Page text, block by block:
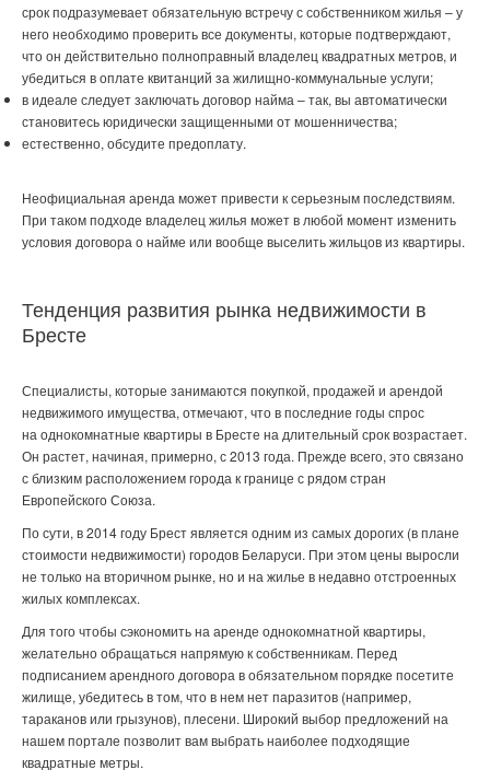
срокподразумевает обязательную встречу с собственником жилья – у
него необходимо проверить все документы, которые подтверждают,
что он действительно полноправный владелец квадратных метров, и
убедиться в оплате квитанций за жилищно-коммунальные услуги;
в идеале следует заключать договор найма – так, вы автоматически
становитесь юридически защищенными от мошенничества;
естественно, обсудите предоплату.
Неофициальная аренда может привести к серьезным последствиям.
При таком подходе владелец жилья может в любой момент изменить
условия договора о найме или вообще выселить жильцов из квартиры.
Тенденция развития рынка недвижимости в
Бресте
Специалисты, которые занимаются покупкой, продажей и арендой
недвижимого имущества, отмечают, что в последние годы спрос
на однокомнатные квартиры в Бресте на длительный сроквозрастает.
Он растет, начиная, примерно, с 2013 года. Прежде всего, это связано
с близким расположением города к границе с рядом стран
Европейского Союза.
По сути, в 2014 году Брест является одним из самых дорогих (в плане
стоимости недвижимости) городов Беларуси. При этом цены выросли
не только на вторичном рынке, но и на жилье в недавно отстроенных
жилых комплексах.
Для того чтобы сэкономить на аренде однокомнатной квартиры,
желательно обращаться напрямую к собственникам. Перед
подписанием арендного договора в обязательном порядке посетите
жилище, убедитесь в том, что в нем нет паразитов (например,
тараканов или грызунов), плесени. Широкий выбор предложений на
нашем портале позволит вам выбрать наиболее подходящие
квадратные метры.